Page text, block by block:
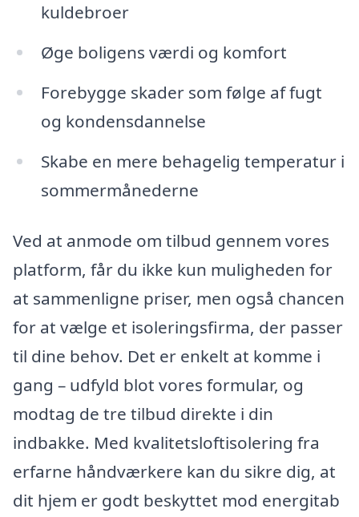
kuldebroer
Øge boligens værdi og komfort
Forebygge skader som følge af fugt
og kondensdannelse
Skabe en mere behagelig temperatur i
sommermånederne
Ved at anmode om tilbud gennem vores
platform, får du ikke kun muligheden for
at sammenligne priser, men også chancen
for at vælge et isoleringsfirma, der passer
til dine behov. Det er enkelt at komme i
gang – udfyld blot vores formular, og
modtag de tre tilbud direkte i din
indbakke. Med kvalitetsloftisolering fra
erfarne håndværkere kan du sikre dig, at
dit hjem er godt beskyttet mod energitab